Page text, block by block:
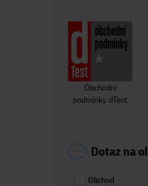
Obchodní
podmínky dTest
Dotaz na
Obchod